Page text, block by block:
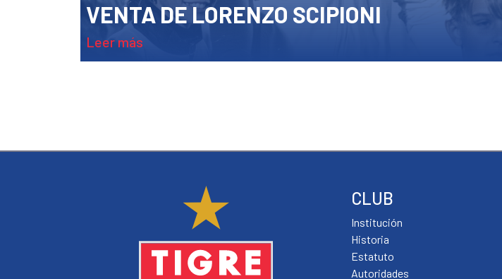
VENTA DE LORENZO SCIPIONI
leer más
CLUB
Institución
Historia
Estatuto
Autoridades